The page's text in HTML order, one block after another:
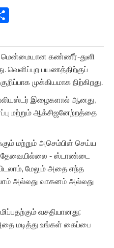
மென்மையான கண்ணீர்-துளி
பயணத்திற்குப்
முக்கியமாக நிற்கிறது.
இழைகளால் ஆனது,
மற்றும் ஆக்சிஜனேற்றத்தை
மற்றும் அசெம்பிள் செய்ய
தேவையில்லை - ஸ்டாண்டை
மேலும் அதை எந்த
அல்லது வாகனம் அல்லது
வசதியானது;
மடித்து உங்கள் கைப்பை